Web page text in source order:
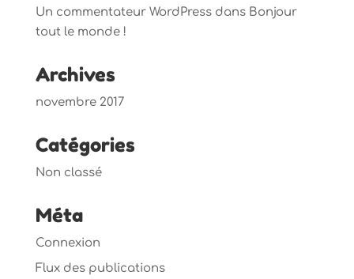
Un commentateur WordPressdans Bonjour
tout le monde !
Archives
novembre 2017
Catégories
Non classé
Méta
Connexion
Flux des publications